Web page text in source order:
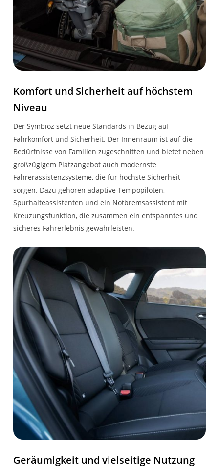
Keycard Handsfree
Zentralverriegelung
Innenraumbeleuchtung
LED hinten
Elektronische
KONNEKTIVITÄT
Induktive Smartphone­
ladefläche
Kartenmaterial
Digitale
Zoll
Connected Services
openR link 10,4-Zoll
Multimediasystem mit
integrierten Google
Services
FARBEN & POLSTER
Einfarblackierung
RÄDER
Komfort und Sicherheit auf höchstem
Niveau
Der Symbioz setzt neue Standards in Bezug auf
Fahrkomfort und Sicherheit. Der Innenraum ist auf die
Bedürfnisse von Familien zugeschnitten und bietet neben
großzügigem Platzangebot auch modernste
Fahrerassistenzsysteme, die für höchste Sicherheit
sorgen. Dazu gehören adaptive Tempopiloten,
Spurhalteassistenten und ein Notbremsassistent mit
Kreuzungsfunktion, die zusammen ein entspanntes und
sicheres Fahrerlebnis gewährleisten.
Geräumigkeit und vielseitige Nutzung